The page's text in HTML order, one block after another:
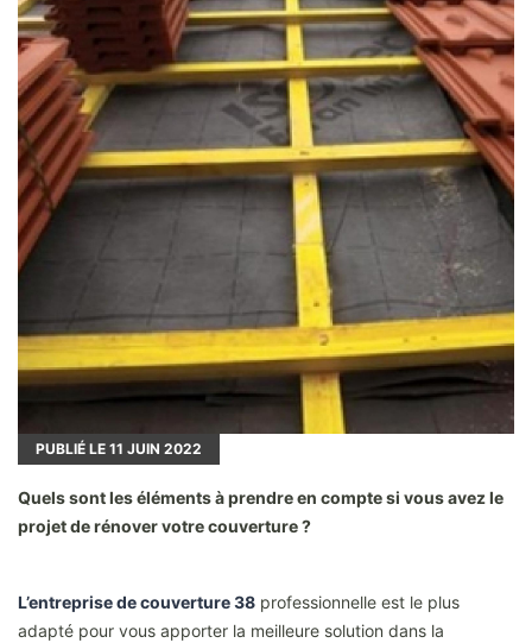
PUBLIÉ LE 11 JUIN 2022
Quels sont les éléments à prendre en compte si vous avez le
projet de rénover votre couverture ?
L’entreprise de couverture 38 professionnelle est le plus
adapté pour vous apporter la meilleure solution dans la